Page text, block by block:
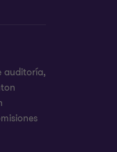
auditoría,